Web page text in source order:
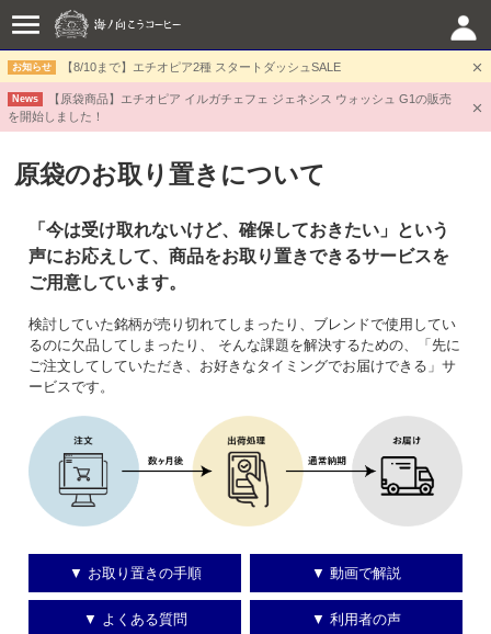
お知らせ 【8/10まで】エチオピア2種 スタートダッシュSALE
News
【原袋商品】エチオピア イルガチェフェ ジェネシス ウォッシュ G1の販売
を開始しました！
原袋のお取り置きについて
「今は受け取れないけど、確保しておきたい」という
声にお応えして、商品をお取り置きできるサービスを
ご用意しています。
検討していた銘柄が売り切れてしまったり、ブレンドで使用してい
るのに欠品してしまったり、 そんな課題を解決するための、「先に
ご注文してしていただき、お好きなタイミングでお届けできる」サ
ービスです。
▼ お取り置きの手順 ▼ 動画で解説
▼ よくある質問 ▼ 利用者の声